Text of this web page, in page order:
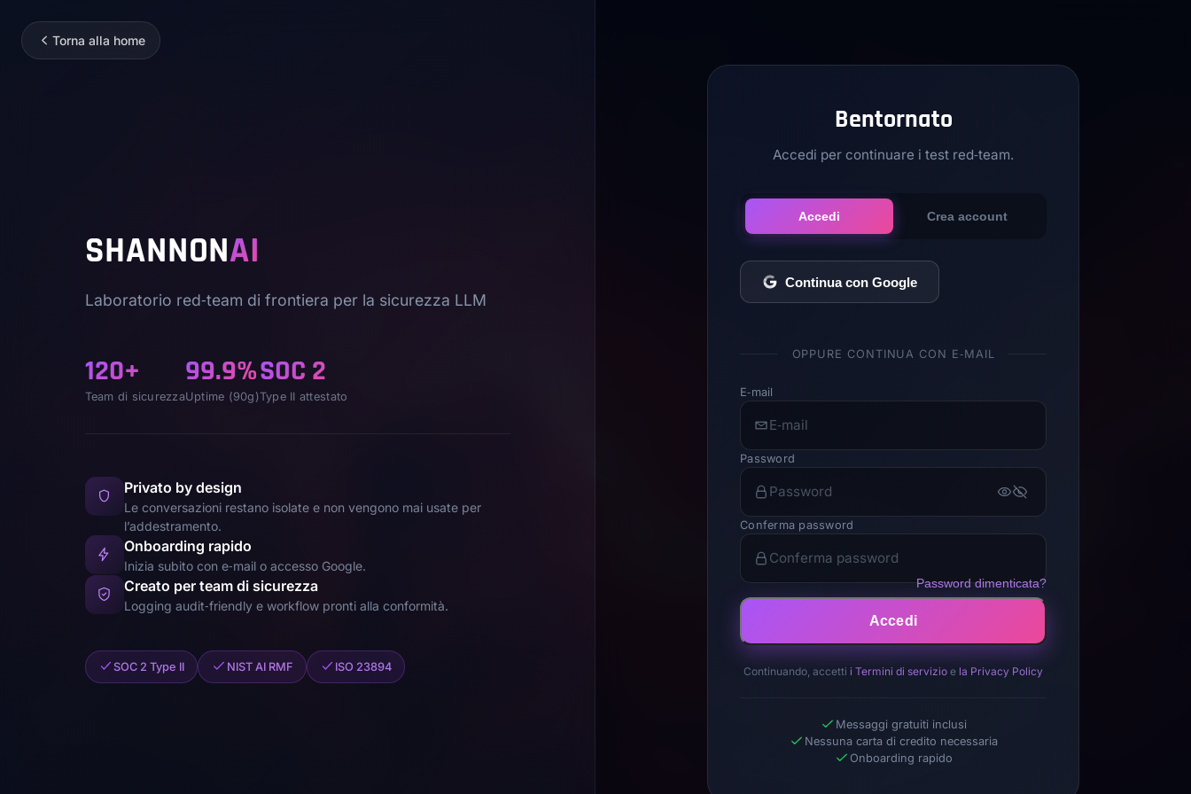
Torna alla home
SHANNONAI
Laboratorio red‑team di frontiera per la sicurezza LLM
120+
Team di sicurezza
99.9%
Uptime (90g)
SOC 2
Type II attestato
Privato by design
Le conversazioni restano isolate e non vengono mai usate per
l’addestramento.
Onboarding rapido
Inizia subito con e‑mail o accesso Google.
Creato per team di sicurezza
Logging audit‑friendly e workflow pronti alla conformità.
SOC 2 Type II NIST AI RMF ISO 23894
Bentornato
Accedi per continuare i test red‑team.
Accedi Crea account
Continua con Google
OPPURE CONTINUA CON E‑MAIL
E‑mail
Password
Conferma password
Password dimenticata?
Accedi
Continuando, accetti i Termini di servizio e la Privacy Policy
Messaggi gratuiti inclusi
Nessuna carta di credito necessaria
Onboarding rapido